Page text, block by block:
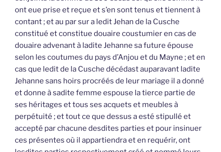
ont eue prise et reçue et s’en sont tenus et tiennent à
contant ; et au par sur a ledit Jehan de la Cusche
constitué et constitue douaire coustumier en cas de
douaire advenant à ladite Jehanne sa future épouse
selon les coutumes du pays d’Anjou et du Mayne ; et en
cas que ledit de la Cusche décédast auparavant ladite
Jehanne sans hoirs procréés de leur mariage il a donné
et donne à sadite femme espouse la tierce partie de
ses héritages et tous ses acquets et meubles à
perpétuité ; et tout ce que dessus a esté stipullé et
accepté par chacune desdites parties et pour insinuer
ces présentes où il appartiendra et en requérir, ont